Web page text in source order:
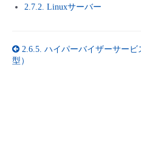
すべてのメニューを見る
- 登録情報の管理
- マルチクラウド利用
- リモートワーク
協業パートナー
脱炭素化
2.7.2. Linuxサーバー
2.6.5. ハイパーバイザーサー
型）